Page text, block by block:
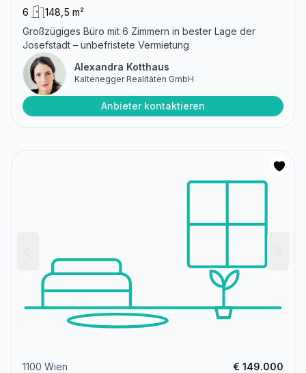
6
148,5 m²
Großzügiges Büro mit 6 Zimmern in bester Lage der
Josefstadt – unbefristete Vermietung
Alexandra Kotthaus
Kaltenegger Realitäten GmbH
Anbieter kontaktieren
1100 Wien € 149.000